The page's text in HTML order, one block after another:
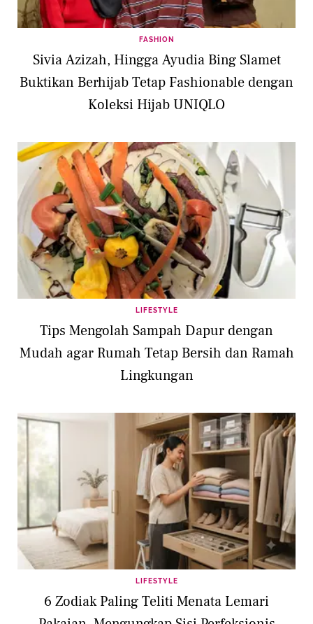
FASHION
Sivia Azizah, Hingga Ayudia Bing Slamet
Buktikan Berhijab Tetap Fashionable dengan
Koleksi Hijab UNIQLO
LIFESTYLE
Tips Mengolah Sampah Dapur dengan
Mudah agar Rumah Tetap Bersih dan Ramah
Lingkungan
LIFESTYLE
6 Zodiak Paling Teliti Menata Lemari